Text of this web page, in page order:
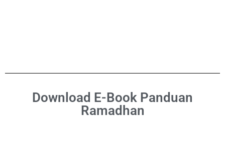
Download E-Book Panduan
Ramadhan